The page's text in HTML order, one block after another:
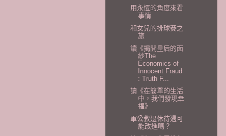
用永恆的角度來看
事情
和女兒的排球賽之
旅
讀《揭開皇后的面
紗The
Economics of
Innocent Fraud
: Truth F...
讀《在簡單的生活
中，我們發現幸
福》
軍公教退休待遇可
能改進嗎？